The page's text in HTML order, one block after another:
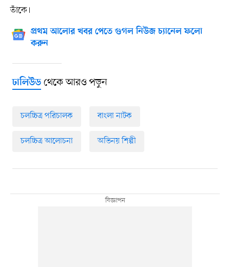
তাঁকে।
প্রথম আলোর খবর পেতে গুগল নিউজ চ্যানেল ফলো
করুন
ঢালিউডথেকে আরও পড়ুন
চলচ্চিত্র পরিচালক বাংলা নাটক
চলচ্চিত্র আলোচনা অভিনয় শিল্পী